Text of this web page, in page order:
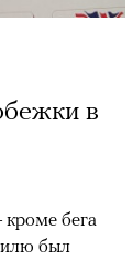
в
кроме бега
был